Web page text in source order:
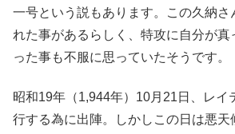
一号という説もあります。この久納さ
れた事があるらしく、特攻に自分が
った事も不服に思っていたそうです。
昭和19年（1,944年）10月21日、レイ
行する為に出陣。しかしこの日は悪天